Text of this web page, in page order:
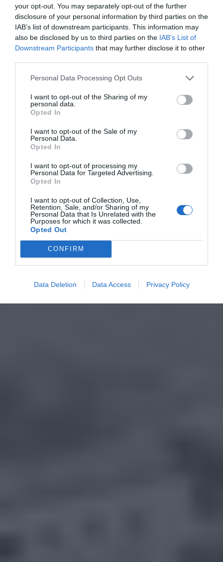
your opt-out. You may separately opt-out of the further
disclosure of your personal information by third parties on the
IAB’s list of downstream participants. This information may
also be disclosed by us to third parties on the IAB’s List of
Downstream Participants that may further disclose it to other
Personal Data Processing Opt Outs
I want to opt-out of the Sharing of my
personal data.
Opted In
I want to opt-out of the Sale of my
Personal Data.
Opted In
I want to opt-out of processing my
Personal Data for Targeted Advertising.
Opted In
I want to opt-out of Collection, Use,
Retention, Sale, and/or Sharing of my
Personal Data that Is Unrelated with the
Purposes for which it was collected.
Opted Out
CONFIRM
Data Deletion Data Access Privacy Policy